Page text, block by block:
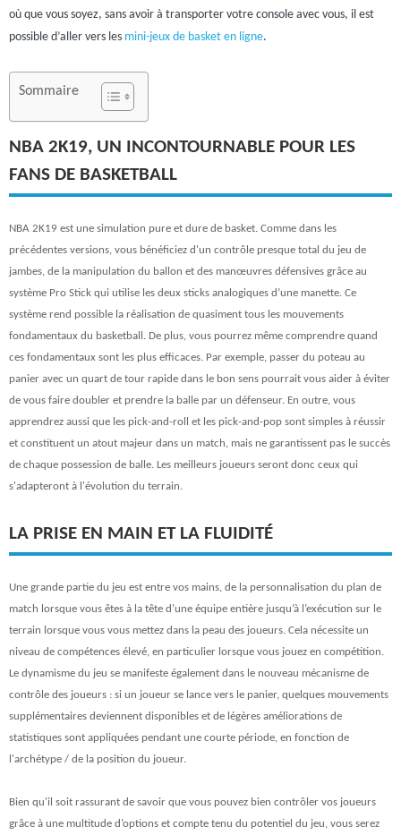
où que vous soyez, sans avoir à transporter votre console avec vous, il est
possible d’aller vers les mini-jeux de basket en ligne.
Sommaire
NBA 2K19, UN INCONTOURNABLE POUR LES
FANS DE BASKETBALL
NBA 2K19 est une simulation pure et dure de basket. Comme dans les
précédentes versions, vous bénéficiez d'un contrôle presque total du jeu de
jambes, de la manipulation du ballon et des manœuvres défensives grâce au
système Pro Stick qui utilise les deux sticks analogiques d’une manette. Ce
système rend possible la réalisation de quasiment tous les mouvements
fondamentaux du basketball. De plus, vous pourrez même comprendre quand
ces fondamentaux sont les plus efficaces. Par exemple, passer du poteau au
panier avec un quart de tour rapide dans le bon sens pourrait vous aider à éviter
de vous faire doubler et prendre la balle par un défenseur. En outre, vous
apprendrez aussi que les pick-and-roll et les pick-and-pop sont simples à réussir
et constituent un atout majeur dans un match, mais ne garantissent pas le succès
de chaque possession de balle. Les meilleurs joueurs seront donc ceux qui
s'adapteront à l'évolution du terrain.
LA PRISE EN MAIN ET LA FLUIDITÉ
Une grande partie du jeu est entre vos mains, de la personnalisation du plan de
match lorsque vous êtes à la tête d’une équipe entière jusqu’à l’exécution sur le
terrain lorsque vous vous mettez dans la peau des joueurs. Cela nécessite un
niveau de compétences élevé, en particulier lorsque vous jouez en compétition.
Le dynamisme du jeu se manifeste également dans le nouveau mécanisme de
contrôle des joueurs : si un joueur se lance vers le panier, quelques mouvements
supplémentaires deviennent disponibles et de légères améliorations de
statistiques sont appliquées pendant une courte période, en fonction de
l'archétype / de la position du joueur.
Bien qu'il soit rassurant de savoir que vous pouvez bien contrôler vos joueurs
grâce à une multitude d’options et compte tenu du potentiel du jeu, vous serez